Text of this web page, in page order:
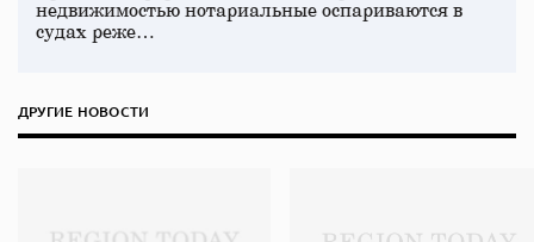
недвижимостью нотариальные оспариваются в
судах реже…
ДРУГИЕ НОВОСТИ